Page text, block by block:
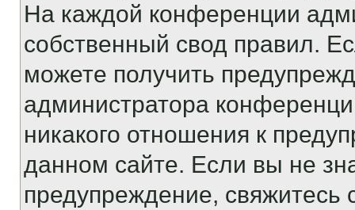
На каждой конференции
собственный свод правил.
можете получить
администратора
никакого отношения к
данном сайте. Если вы не
предупреждение,